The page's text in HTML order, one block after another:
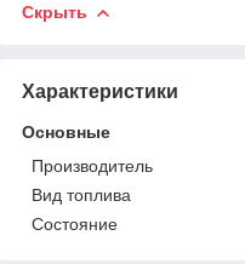
Скрыть
Характеристики
Основные
Производитель
Вид топлива
Состояние